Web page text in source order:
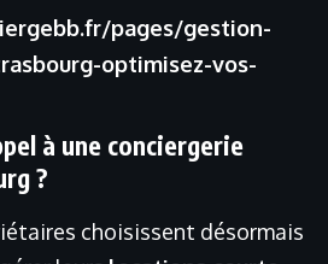
pages/gestion-
optimisez-vos-
à une conciergerie
?
choisissent désormais